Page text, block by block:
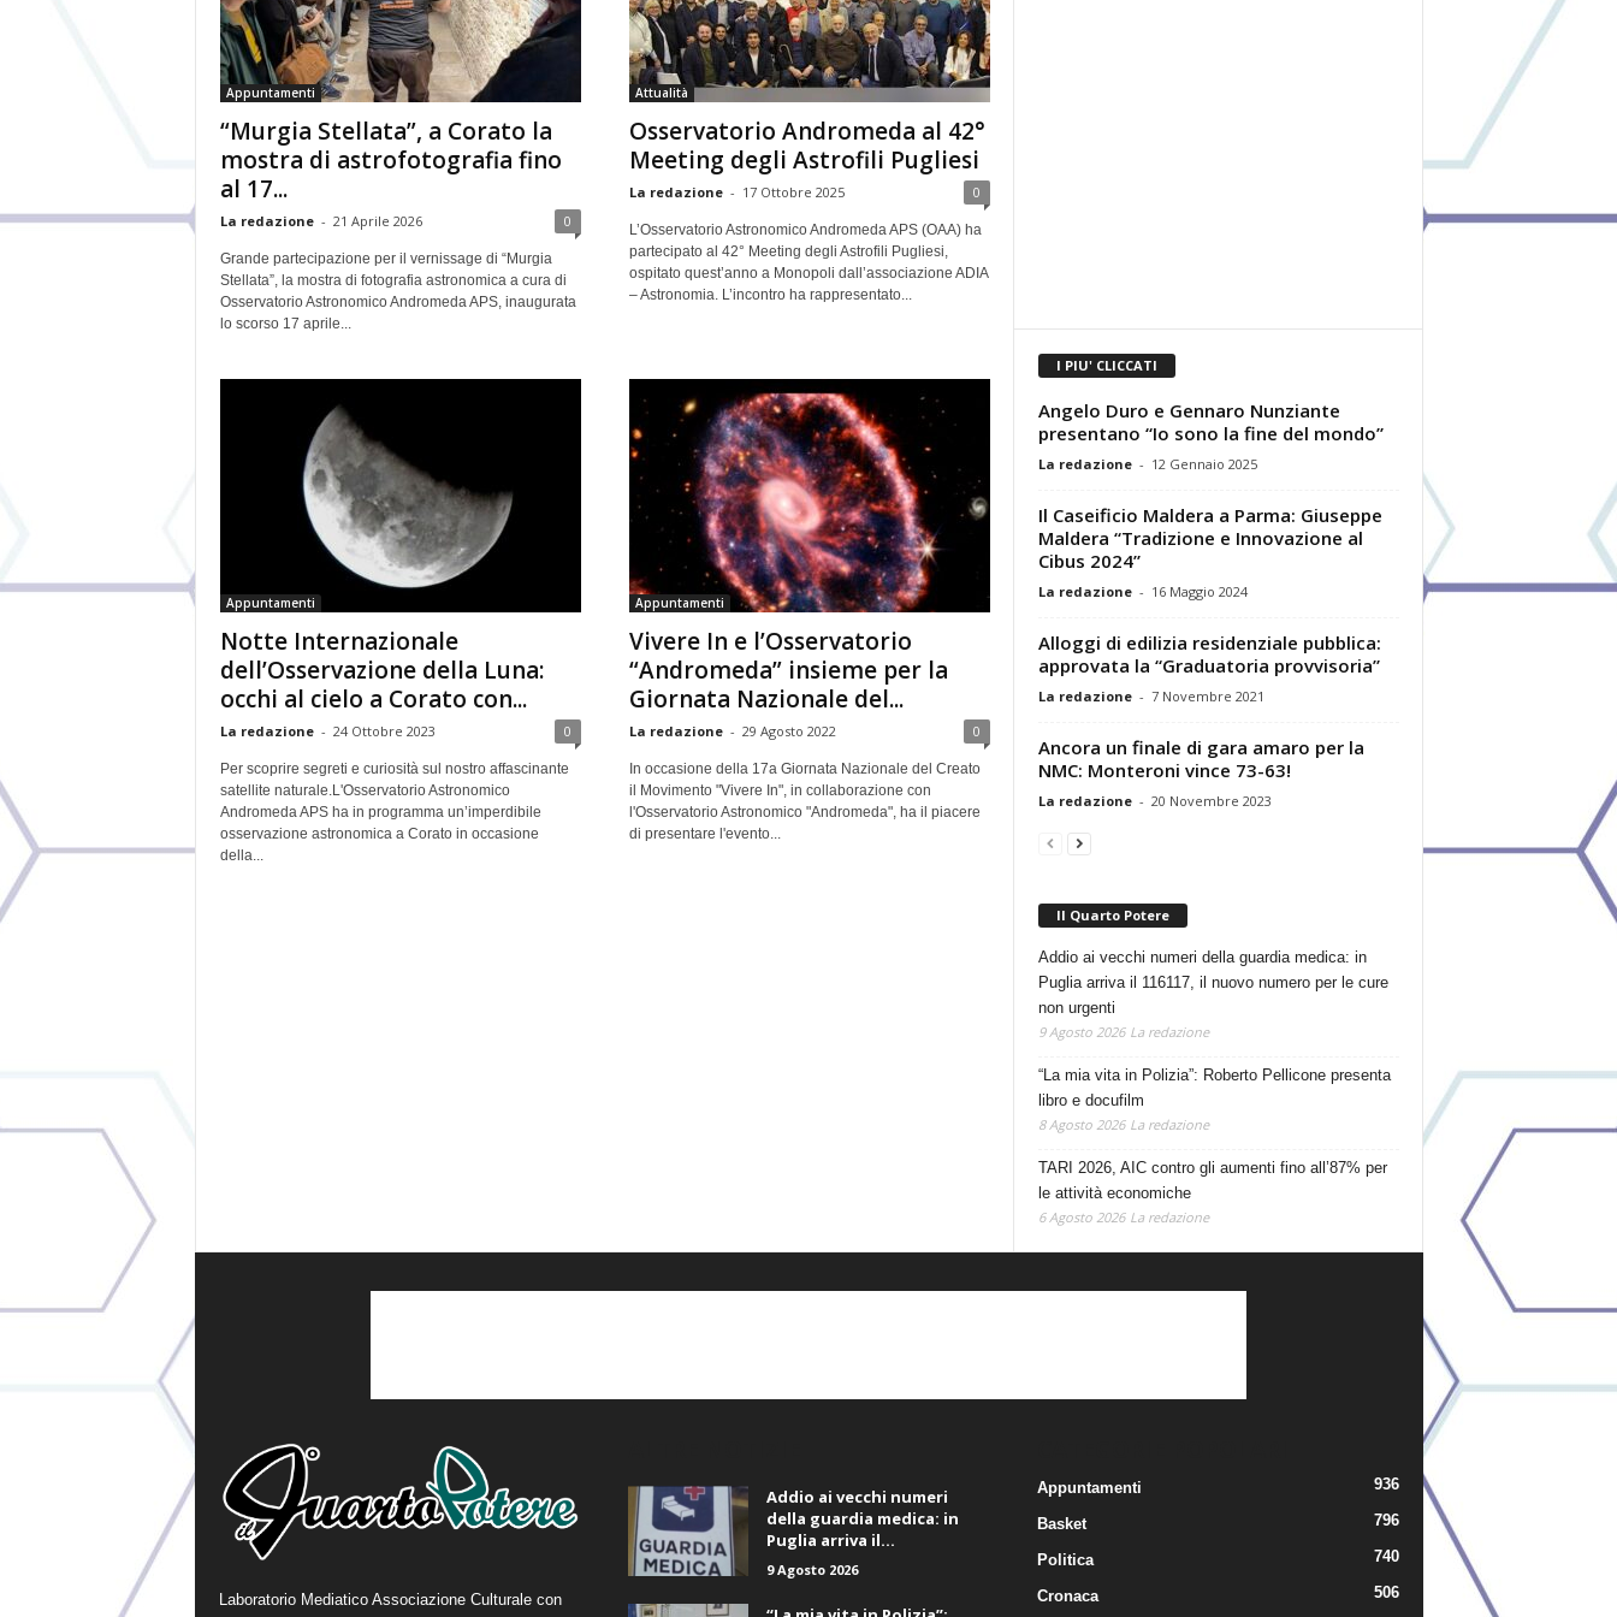
Appuntamenti
“Murgia Stellata”, a Corato la
mostra di astrofotografia fino
al 17...
La redazione - 21 Aprile 2026 0
Grande partecipazione per il vernissage di “Murgia
Stellata”, la mostra di fotografia astronomica a cura di
Osservatorio Astronomico Andromeda APS, inaugurata
lo scorso 17 aprile...
Attualità
Osservatorio Andromeda al 42°
Meeting degli Astrofili Pugliesi
La redazione - 17 Ottobre 2025 0
L’Osservatorio Astronomico Andromeda APS (OAA) ha
partecipato al 42° Meeting degli Astrofili Pugliesi,
ospitato quest’anno a Monopoli dall’associazione ADIA
– Astronomia. L’incontro ha rappresentato...
Appuntamenti
Notte Internazionale
dell’Osservazione della Luna:
occhi al cielo a Corato con...
La redazione - 24 Ottobre 2023 0
Per scoprire segreti e curiosità sul nostro affascinante
satellite naturale.L'Osservatorio Astronomico
Andromeda APS ha in programma un’imperdibile
osservazione astronomica a Corato in occasione
della...
Appuntamenti
Vivere In e l’Osservatorio
“Andromeda” insieme per la
Giornata Nazionale del...
La redazione - 29 Agosto 2022 0
In occasione della 17a Giornata Nazionale del Creato
il Movimento "Vivere In", in collaborazione con
l'Osservatorio Astronomico "Andromeda", ha il piacere
di presentare l'evento...
I PIU' CLICCATI
Angelo Duro e Gennaro Nunziante
presentano “Io sono la fine del mondo”
La redazione - 12 Gennaio 2025
Il Caseificio Maldera a Parma: Giuseppe
Maldera “Tradizione e Innovazione al
Cibus 2024”
La redazione - 16 Maggio 2024
Alloggi di edilizia residenziale pubblica:
approvata la “Graduatoria provvisoria”
La redazione - 7 Novembre 2021
Ancora un finale di gara amaro per la
NMC: Monteroni vince 73-63!
La redazione - 20 Novembre 2023
Il Quarto Potere
Addio ai vecchi numeri della guardia medica: in
Puglia arriva il 116117, il nuovo numero per le cure
non urgenti
9 Agosto 2026 La redazione
“La mia vita in Polizia”: Roberto Pellicone presenta
libro e docufilm
8 Agosto 2026 La redazione
TARI 2026, AIC contro gli aumenti fino all’87% per
le attività economiche
6 Agosto 2026 La redazione
Laboratorio Mediatico Associazione Culturale con
Addio ai vecchi numeri
della guardia medica: in
Puglia arriva il...
9 Agosto 2026
Appuntamenti 936
Basket 796
Politica 740
Cronaca 506